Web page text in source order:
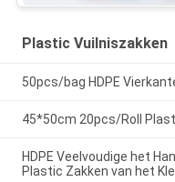
Plastic Vuilniszakken
50pcs/bag HDPE
45*50cm 20pcs/Roll
HDPE Veelvoudige het
Plastic Zakken van het